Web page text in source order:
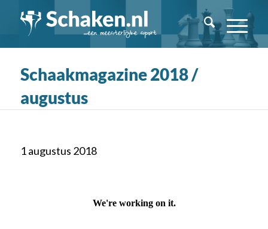
Schaakmagazine 2018 /
augustus
1 augustus 2018